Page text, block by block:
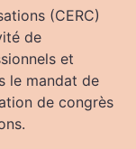
(CERC)
de
et
le mandat de
de congrès